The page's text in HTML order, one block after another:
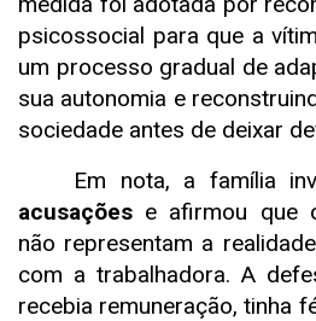
psicossocial para que a
um processo gradual de
sua autonomia e
sociedade antes de deixar
Em nota, a família
acusações e afirmou que
não representam a
com a trabalhadora. A
recebia remuneração, tinha